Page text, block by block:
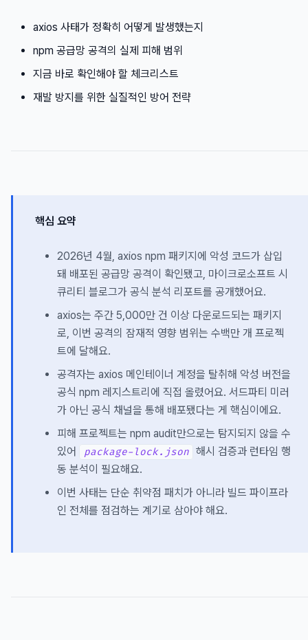
axios 사태가 정확히 어떻게 발생했는지
npm 공급망 공격의 실제 피해 범위
지금 바로 확인해야 할 체크리스트
재발 방지를 위한 실질적인 방어 전략
핵심 요약
2026년 4월, axios npm 패키지에 악성 코드가 삽입
돼 배포된 공급망 공격이 확인됐고, 마이크로소프트 시
큐리티 블로그가 공식 분석 리포트를 공개했어요.
axios는 주간 5,000만 건 이상 다운로드되는 패키지
로, 이번 공격의 잠재적 영향 범위는 수백만 개 프로젝
트에 달해요.
공격자는 axios 메인테이너 계정을 탈취해 악성 버전을
공식 npm 레지스트리에 직접 올렸어요. 서드파티 미러
가 아닌 공식 채널을 통해 배포됐다는 게 핵심이에요.
피해 프로젝트는 npm audit만으로는 탐지되지 않을 수
있어
package-lock.json
해시 검증과 런타임 행
동 분석이 필요해요.
이번 사태는 단순 취약점 패치가 아니라 빌드 파이프라
인 전체를 점검하는 계기로 삼아야 해요.